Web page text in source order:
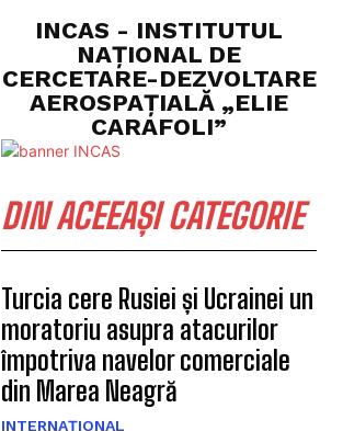
INCAS - INSTITUTUL
NAȚIONAL DE
CERCETARE-DEZVOLTARE
AEROSPAȚIALĂ „ELIE
CARAFOLI”
DIN ACEEAȘI CATEGORIE
Turcia cere Rusiei și Ucrainei un
moratoriu asupra atacurilor
împotriva navelor comerciale
din Marea Neagră
INTERNAȚIONAL